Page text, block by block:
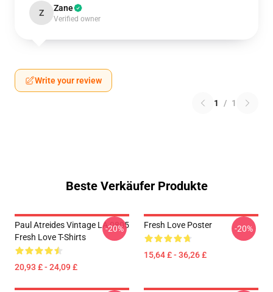
Z Zane
Verified owner
Write your review
1 / 1
Beste Verkäufer Produkte
Paul Atreides Vintage LA 0805
Fresh Love T-Shirts
20,93 £ - 24,09 £
-20% Fresh Love Poster
15,64 £ - 36,26 £
-20%